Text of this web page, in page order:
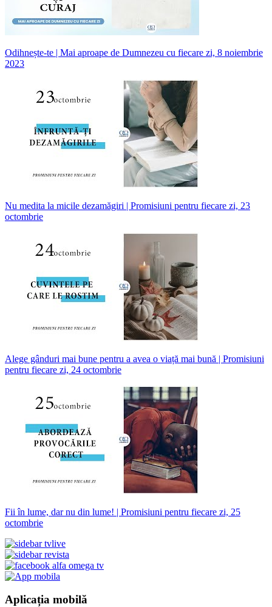
Odihnește-te | Mai aproape de Dumnezeu cu fiecare zi, 8 noiembrie
2023
Nu medita la micile dezamăgiri | Promisiuni pentru fiecare zi, 23
octombrie
Alege gânduri mai bune pentru a avea o viață mai bună | Promisiuni
pentru fiecare zi, 24 octombrie
Fii în lume, dar nu din lume! | Promisiuni pentru fiecare zi, 25
octombrie
Aplicația mobilă